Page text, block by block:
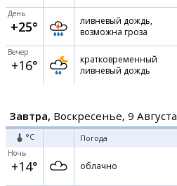
День
+25°
ливневый дождь,
возможна гроза
Вечер
+16°
кратковременный
ливневый дождь
Завтра, Воскресенье, 9 Августа
°C Погода
Ночь
+14° облачно